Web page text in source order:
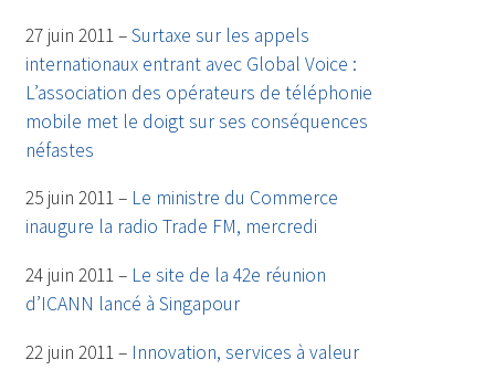
27 juin 2011 –Surtaxe sur les appels
internationaux entrant avec Global Voice :
L’association des opérateurs de téléphonie
mobile met le doigt sur ses conséquences
néfastes
25 juin 2011 – Le ministre du Commerce
inaugure la radio Trade FM, mercredi
24 juin 2011 – Le site de la 42e réunion
d’ICANN lancé à Singapour
22 juin 2011 – Innovation, services à valeur